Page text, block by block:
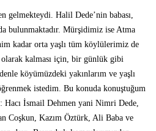
gelmekteydi. Halil Dede’nin babası,
bulunmaktadır. Mürşidimiz ise Atma
kadar orta yaşlı tüm köylülerimiz de
kalması için, bir günlük gibi
köyümüzdeki yakınlarım ve yaşlı
istedim. Bu konuda konuştuğum
Hacı İsmail Dehmen yani Nimri Dede,
Coşkun, Kazım Öztürk, Ali Baba ve